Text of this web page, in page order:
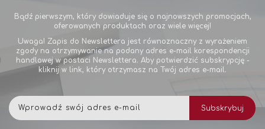
Bądź pierwszym, który dowiaduje się o najnowszych promocjach,
oferowanych produktach oraz wiele więcej!
Uwaga! Zapis do Newslettera jest równoznaczny z wyrażeniem
zgody na otrzymywanie na podany adres e-mail korespondencji
handlowej w postaci Newslettera. Aby potwierdzić subskrypcję -
kliknij w link, który otrzymasz na Twój adres e-mail.
nasz
newsletter:
Subskrybuj